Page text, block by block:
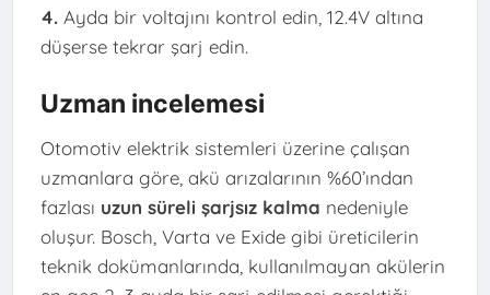
4.Ayda bir voltajını kontrol edin, 12.4V altına
düşerse tekrar şarj edin.
Uzman incelemesi
Otomotiv elektrik sistemleri üzerine çalışan
uzmanlara göre, akü arızalarının %60’ından
fazlası uzun süreli şarjsız kalma nedeniyle
oluşur. Bosch, Varta ve Exide gibi üreticilerin
teknik dokümanlarında, kullanılmayan akülerin